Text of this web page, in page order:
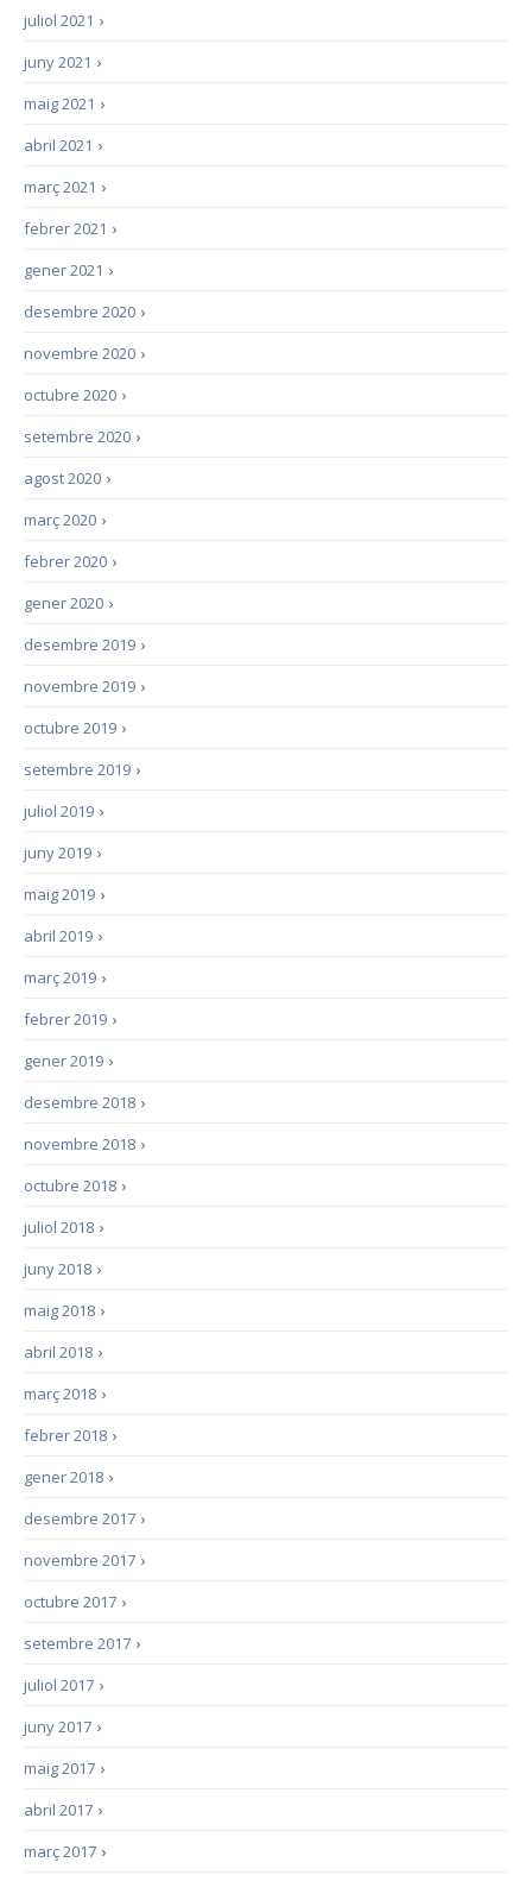
›
juliol 2021
›
juny 2021
›
maig 2021
›
abril 2021
›
març 2021
›
febrer 2021
›
gener 2021
›
desembre 2020
›
novembre 2020
›
octubre 2020
›
setembre 2020
›
agost 2020
›
març 2020
›
febrer 2020
›
gener 2020
›
desembre 2019
›
novembre 2019
›
octubre 2019
›
setembre 2019
›
juliol 2019
›
juny 2019
›
maig 2019
›
abril 2019
›
març 2019
›
febrer 2019
›
gener 2019
›
desembre 2018
›
novembre 2018
›
octubre 2018
›
juliol 2018
›
juny 2018
›
maig 2018
›
abril 2018
›
març 2018
›
febrer 2018
›
gener 2018
›
desembre 2017
›
novembre 2017
›
octubre 2017
›
setembre 2017
›
juliol 2017
›
juny 2017
›
maig 2017
›
abril 2017
›
març 2017